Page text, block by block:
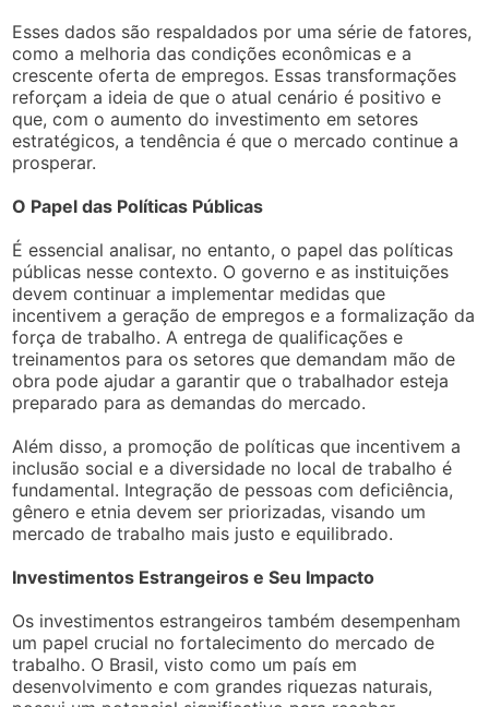
Esses dados são respaldados por uma série de fatores,
como a melhoria das condições econômicas e a
crescente oferta de empregos. Essas transformações
reforçam a ideia de que o atual cenário é positivo e
que, com o aumento do investimento em setores
estratégicos, a tendência é que o mercado continue a
prosperar.
O Papel das Políticas Públicas
É essencial analisar, no entanto, o papel das políticas
públicas nesse contexto. O governo e as instituições
devem continuar a implementar medidas que
incentivem a geração de empregos e a formalização da
força de trabalho. A entrega de qualificações e
treinamentos para os setores que demandam mão de
obra pode ajudar a garantir que o trabalhador esteja
preparado para as demandas do mercado.
Além disso, a promoção de políticas que incentivem a
inclusão social e a diversidade no local de trabalho é
fundamental. Integração de pessoas com deficiência,
gênero e etnia devem ser priorizadas, visando um
mercado de trabalho mais justo e equilibrado.
Investimentos Estrangeiros e Seu Impacto
Os investimentos estrangeiros também desempenham
um papel crucial no fortalecimento do mercado de
trabalho. O Brasil, visto como um país em
desenvolvimento e com grandes riquezas naturais,